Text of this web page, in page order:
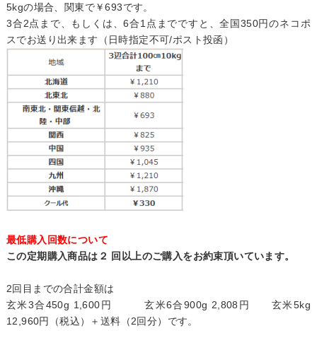
5kgの場合、関東で￥693です。
3合2点まで、もしくは、6合1点までですと、全国350円のネコポ
スでお送り出来ます（日時指定不可/ポスト投函）
最低購入回数について
この定期購入商品は２ 回以上のご購入をお約束頂いています。
2回目までの合計金額は
玄米3合450g 1,600円 玄米6合900g 2,808円 玄米5kg
12,960円（税込）＋送料（2回分）です。